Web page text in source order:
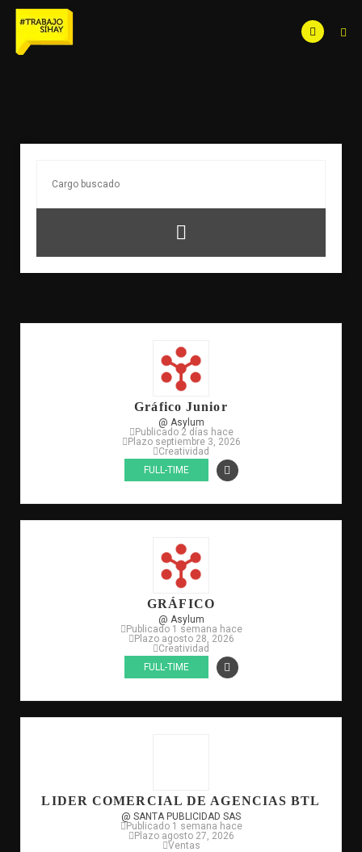
Gráfico Junior
@ Asylum
Publicado 2 días hace
Plazo septiembre 3, 2026
Creatividad
FULL-TIME
GRÁFICO
@ Asylum
Publicado 1 semana hace
Plazo agosto 28, 2026
Creatividad
FULL-TIME
LIDER COMERCIAL DE AGENCIAS BTL
@ SANTA PUBLICIDAD SAS
Publicado 1 semana hace
Plazo agosto 27, 2026
Ventas